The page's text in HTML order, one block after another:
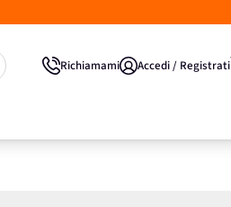
Richiamami Accedi / Registrati